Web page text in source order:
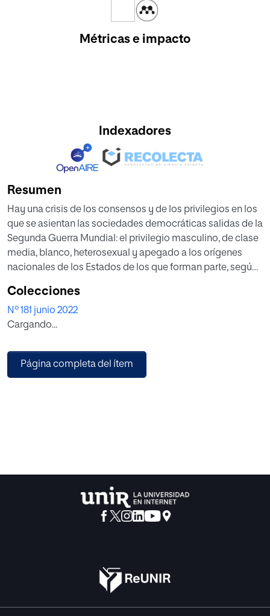
Métricas e impacto
Indexadores
Resumen
Hay una crisis de los consensos y de los privilegios en los
que se asientan las sociedades democráticas salidas de la
Segunda Guerra Mundial: el privilegio masculino, de clase
media, blanco, heterosexual y apegado a los orígenes
nacionales de los Estados de los que forman parte, según
asistiendo a un estrechamiento de los marcos
democráticos y de sus libertades o, por el contrario, a su
ampliación dada la incorporación de nuevas voces,
Colecciones
Nº 181 junio 2022
Cargando...
Página completa del ítem